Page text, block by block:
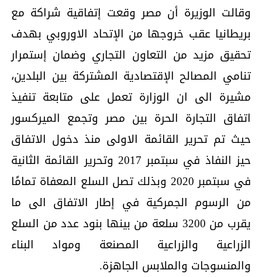
وقالت الوزيرة أن مصر وقعت إتفاقية شراكة مع
بريطانيا عقب خروجها من الإتحاد الاوروبي بهدف
تحقيق مزيد من التعاون التجاري وضمان إستمرار
تنامي المصالح الإقتصادية المشتركة بين البلدين،
مشيرة الى ان الوزارة تعمل على متابعة تنفيذ
اتفاق التجارة الحرة بين مصر وتجمع الميركسور
حيث تم تحرير القائمة الاولى منذ دخول الاتفاق
حيز النفاذ في سبتمبر 2017 وتحرير القائمة الثانية
في سبتمبر 2020 وبذلك تصل السلع المعفاة تمامًا
من الرسوم الجمركية في إطار الاتفاق الى ما
يقرب من 3200 سلعة من بينها بنود عدد من السلع
الزراعية والزراعية المصنعة ومواد البناء
والمنسوجات والملابس الجاهزة.